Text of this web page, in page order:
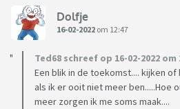
Dolfje
16-02-2022 om 12:47
Ted68 schreef op 16-02-2022 om
Een blik in de toekomst.... kijken
als ik er ooit niet meer ben.....Hoe
meer zorgen ik me soms maak....